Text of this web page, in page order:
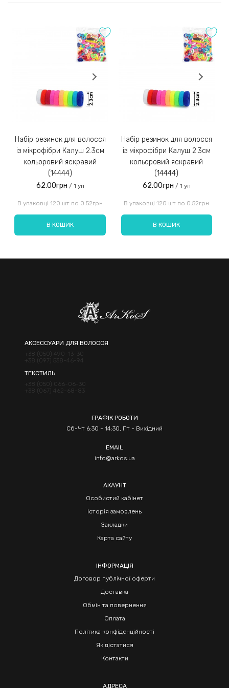
Замовлення післяплатою не надсилаємо!
Введіть код, вказаний на зображенні:
Набір резинок для волосся
із мікрофібри Калуш 2.3см
кольоровий яскравий
(14444)
62.00грн / 1 уп
В упаковці 120 шт по 0.52грн
В КОШИК
Набір резинок для волосся
із мікрофібри Калуш 2.3см
кольоровий яскравий
(14444)
62.00грн / 1 уп
В упаковці 120 шт по 0.52грн
В КОШИК
АКСЕССУАРИ ДЛЯ ВОЛОССЯ
+38 (050) 490-13-30
+38 (097) 538-46-94
ТЕКСТИЛЬ
+38 (050) 066-06-30
+38 (067) 462-68-83
ГРАФІК РОБОТИ
Сб-Чт 6:30 - 14:30, Пт - Вихідний
EMAIL
info@arkos.ua
АКАУНТ
Особистий кабінет
Історія замовлень
Закладки
Карта сайту
ІНФОРМАЦІЯ
Договор публічної оферти
Доставка
Обмін та повернення
Оплата
Політика конфіденційності
Як дістатися
Контакти
АДРЕСА